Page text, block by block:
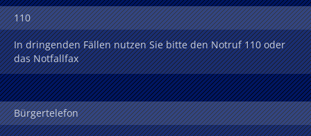
110
In dringenden Fällen nutzen Sie bitte den Notruf 110 oder
das Notfallfax
Bürgertelefon